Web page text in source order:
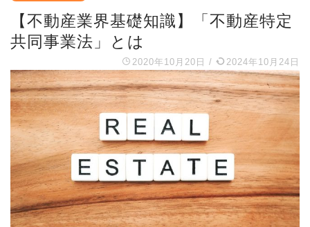
【不動産業界基礎知識】「不動産特定
共同事業法」とは
2020年10月20日 / 2024年10月24日